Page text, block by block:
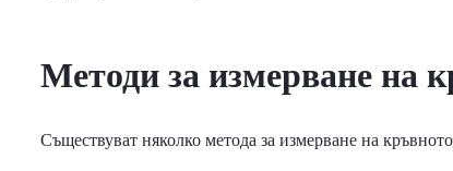
Методи за измерване на
Съществуват няколко метода за измерване на